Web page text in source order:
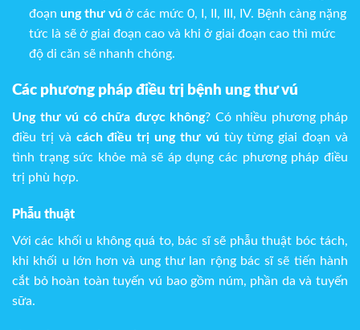
đoạn ung thư vú ở các mức 0, I, II, III, IV. Bệnh càng nặng
tức là sẽ ở giai đoạn cao và khi ở giai đoạn cao thì mức
độ di căn sẽ nhanh chóng.
Các phương pháp điều trị bệnh ung thư vú
Ung thư vú có chữa được không? Có nhiều phương pháp
điều trị và cách điều trị ung thư vú tùy từng giai đoạn và
tình trạng sức khỏe mà sẽ áp dụng các phương pháp điều
trị phù hợp.
Phẫu thuật
Với các khối u không quá to, bác sĩ sẽ phẫu thuật bóc tách,
khi khối u lớn hơn và ung thư lan rộng bác sĩ sẽ tiến hành
cắt bỏ hoàn toàn tuyến vú bao gồm núm, phần da và tuyến
sữa.